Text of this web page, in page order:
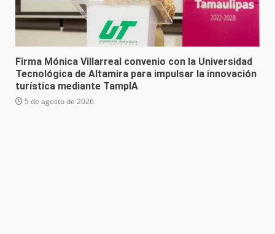
Firma Mónica Villarreal convenio con la Universidad
Tecnológica de Altamira para impulsar la innovación
turística mediante TampIA
5 de agosto de 2026